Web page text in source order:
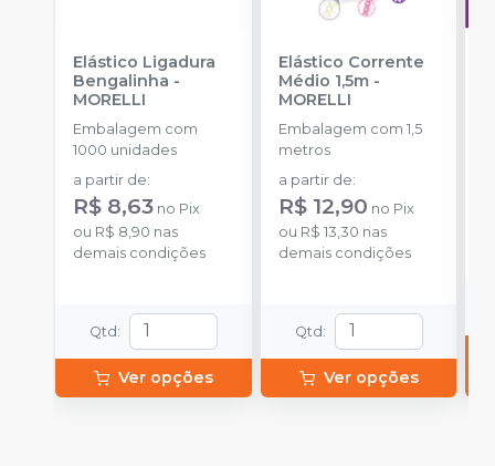
Elástico Ligadura
Bengalinha -
MORELLI
Embalagem com
1000 unidades
a partir de:
R$ 8,63 no Pix
ou R$ 8,90 nas
demais condições
Qtd :
Ver opções
Elástico Corrente
Médio 1,5m-
MORELLI
Embalagem com 1,5
metros
a partir de:
R$ 12,90 no Pix
ou R$ 13,30 nas
demais condições
Qtd :
Ver opções